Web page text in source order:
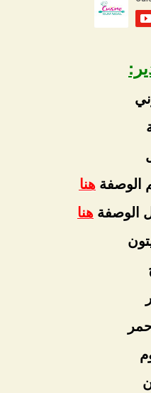
الوصفةهنا
الوصفة هنا